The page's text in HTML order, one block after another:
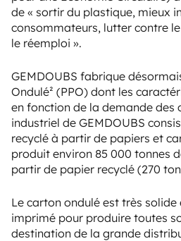
de « sortir du plastique, mieux
consommateurs, lutter contre
le réemploi ».
GEMDOUBS fabrique
Ondulé² (PPO) dont les
en fonction de la demande des
industriel de GEMDOUBS
recyclé à partir de papiers et
produit environ 85 000 tonnes
partir de papier recyclé (270
Le carton ondulé est très
imprimé pour produire toutes
destination de la grande